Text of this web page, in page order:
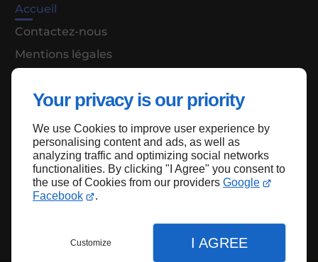
Your privacy is our priority
We use Cookies to improve user experience by
personalising content and ads, as well as
analyzing traffic and optimizing social networks
functionalities. By clicking "I Agree" you consent to
the use of Cookies from our providers Google
Facebook
.
Customize I AGREE
Accueil
Contactez-nous
Mentions légales
Haut de page